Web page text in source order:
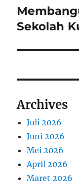
Next
post:
Sekolah
Archives
Juli 2026
Juni 2026
Mei 2026
April 2026
Maret 2026